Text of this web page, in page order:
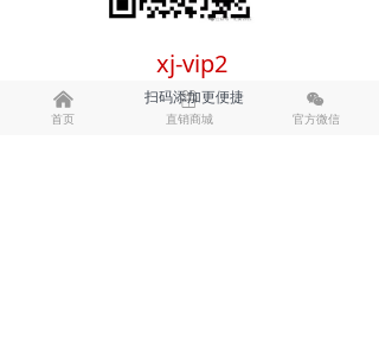
xj-vip2
扫码添加更便捷
낀
首页
ꁠ
直销商城
너
官方微信